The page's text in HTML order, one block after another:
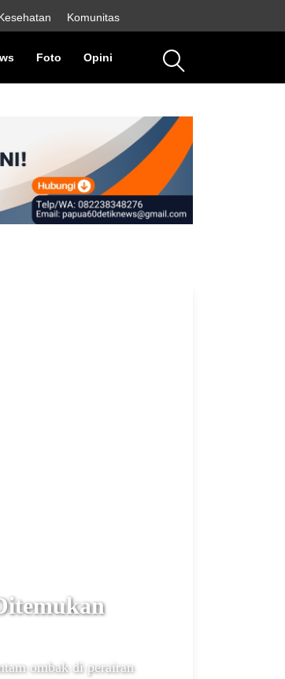
Komunitas
(current)
Foto (current)
Opini
ombak di perairan